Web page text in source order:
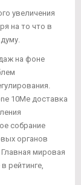
увеличения
на то что в
на фоне
10Me доставка
собрание
органов
мировая
рейтинге,